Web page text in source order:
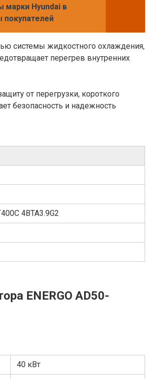
марки Hyundai в
покупателей
системы жидкостного охлаждения,
перегрев внутренних
от перегрузки, короткого
безопасность и надежность
4BTA3.9G2
ENERGO AD50-
40 кВт